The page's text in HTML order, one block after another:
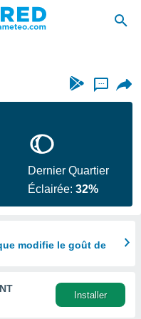
...
Dernier Quartier
Éclairée:32%
modifie le goût de
Installer